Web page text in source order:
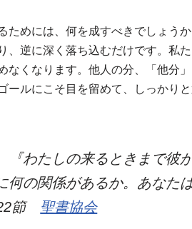
ためには、何を成すべきでしょう
、逆に深く落ち込むだけです。私
なくなります。他人の分、「他分
ールにこそ目を留めて、しっかり
『わたしの来るときまで彼
何の関係があるか。あなた
節 聖書協会